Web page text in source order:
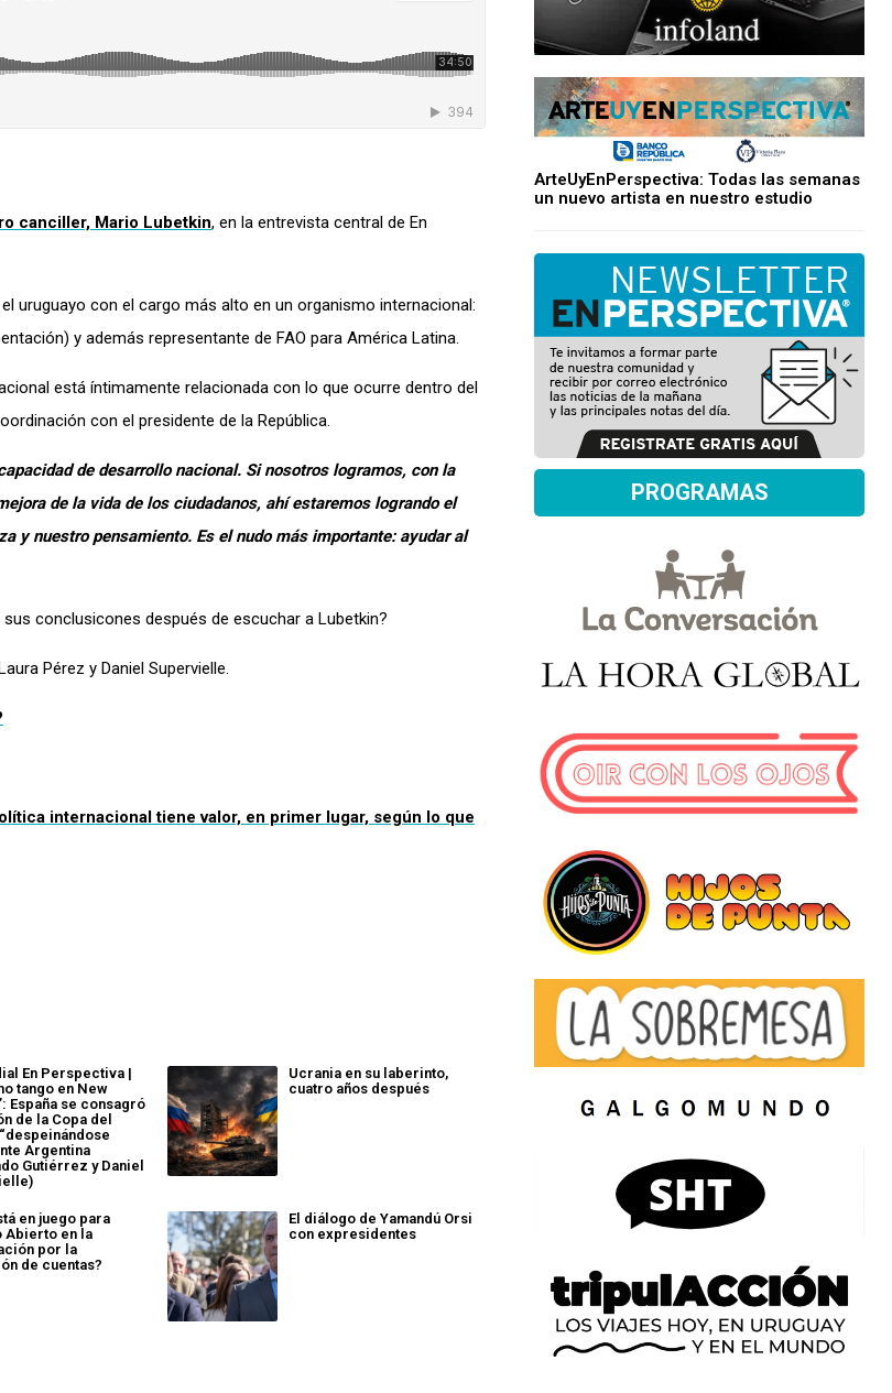
canciller, Mario Lubetkin, en la entrevista central de En
l uruguayo con el cargo más alto en un organismo internacional:
y además representante de FAO para América Latina.
está íntimamente relacionada con lo que ocurre dentro del
con el presidente de la República.
de desarrollo nacional. Si nosotros logramos, con la
de la vida de los ciudadanos, ahí estaremos logrando el
y nuestro pensamiento. Es el nudo más importante: ayudar al
conclusicones después de escuchar a Lubetkin?
Pérez y Daniel Supervielle.
internacional tiene valor, en primer lugar, según lo que
En Perspectiva |
tango en New
España se consagró
de la Copa del
Argentina
Gutiérrez y Daniel
Ucrania en su laberinto,
cuatro años después
en juego para
Abierto en la
por la
de cuentas?
El diálogo de Yamandú Orsi
con expresidentes
ArteUyEnPerspectiva: Todas las semanas
un nuevo artista en nuestro estudio
PROGRAMAS